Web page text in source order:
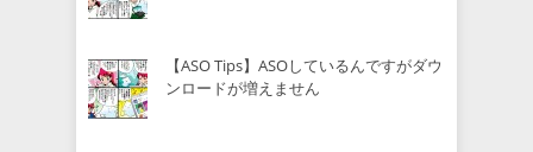
【ASO Tips】ASOしているんですがダウ
ンロードが増えません